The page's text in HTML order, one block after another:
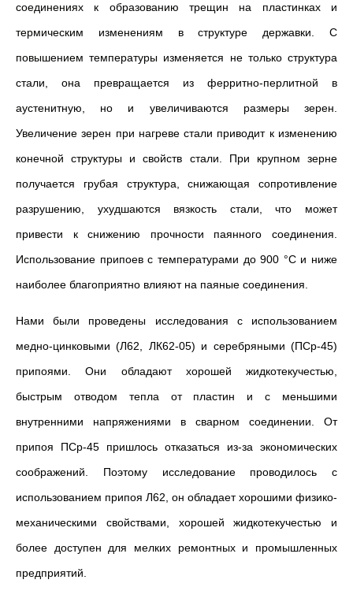
соединениях к образованию трещин на пластинках и
термическим изменениям в структуре державки. С
повышением температуры изменяется не только структура
стали, она превращается из ферритно-перлитной в
аустенитную, но и увеличиваются размеры зерен.
Увеличение зерен при нагреве стали приводит к изменению
конечной структуры и свойств стали. При крупном зерне
получается грубая структура, снижающая сопротивление
разрушению, ухудшаются вязкость стали, что может
привести к снижению прочности паянного соединения.
Использование припоев с температурами до 900 °С и ниже
наиболее благоприятно влияют на паяные соединения.
Нами были проведены исследования с использованием
медно-цинковыми (Л62, ЛК62-05) и серебряными (ПСр-45)
припоями. Они обладают хорошей жидкотекучестью,
быстрым отводом тепла от пластин и с меньшими
внутренними напряжениями в сварном соединении. От
припоя ПСр-45 пришлось отказаться из-за экономических
соображений. Поэтому исследование проводилось с
использованием припоя Л62, он обладает хорошими физико-
механическими свойствами, хорошей жидкотекучестью и
более доступен для мелких ремонтных и промышленных
предприятий.